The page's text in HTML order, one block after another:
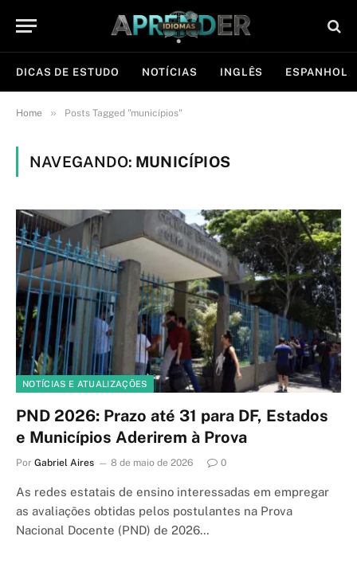
DICAS DE ESTUDO NOTÍCIAS INGLÊS ESPANHOL
Home » Posts Tagged "municípios"
NAVEGANDO: MUNICÍPIOS
NOTÍCIAS E ATUALIZAÇÕES
PND 2026: Prazo até 31 para DF, Estados
e Municípios Aderirem à Prova
Por Gabriel Aires 8 de maio de 2026 0
As redes estatais de ensino interessadas em empregar
as avaliações obtidas pelos postulantes na Prova
Nacional Docente (PND) de 2026…